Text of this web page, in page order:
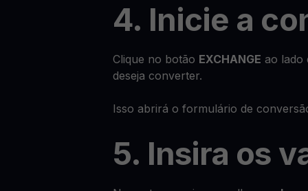
4. Inicie a
Clique no botão EXCHANGE ao lado
deseja converter.
Isso abrirá o formulário de
5. Insira os